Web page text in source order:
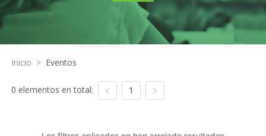
Inicio > Eventos
0 elementos en total: 1